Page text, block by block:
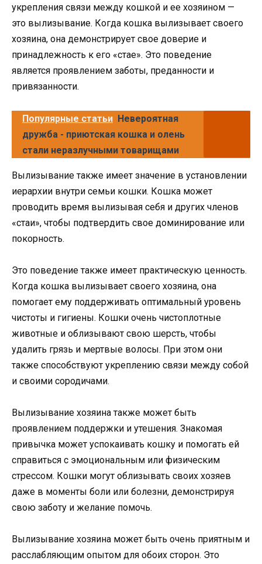
укрепления связи между кошкой и ее хозяином —
это вылизывание. Когда кошка вылизывает своего
хозяина, она демонстрирует свое доверие и
принадлежность к его «стае». Это поведение
является проявлением заботы, преданности и
привязанности.
Популярные статьи Невероятная
дружба - приютская кошка и олень
стали неразлучными товарищами
Вылизывание также имеет значение в установлении
иерархии внутри семьи кошки. Кошка может
проводить время вылизывая себя и других членов
«стаи», чтобы подтвердить свое доминирование или
покорность.
Это поведение также имеет практическую ценность.
Когда кошка вылизывает своего хозяина, она
помогает ему поддерживать оптимальный уровень
чистоты и гигиены. Кошки очень чистоплотные
животные и облизывают свою шерсть, чтобы
удалить грязь и мертвые волосы. При этом они
также способствуют укреплению связи между собой
и своими сородичами.
Вылизывание хозяина также может быть
проявлением поддержки и утешения. Знакомая
привычка может успокаивать кошку и помогать ей
справиться с эмоциональным или физическим
стрессом. Кошки могут облизывать своих хозяев
даже в моменты боли или болезни, демонстрируя
свою заботу и желание помочь.
Вылизывание хозяина может быть очень приятным и
расслабляющим опытом для обоих сторон. Это